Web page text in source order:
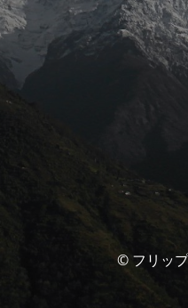
© フリッ